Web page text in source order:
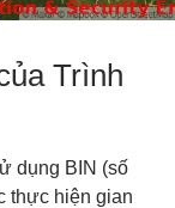
Trình
dụng BIN (số
thực hiện gian